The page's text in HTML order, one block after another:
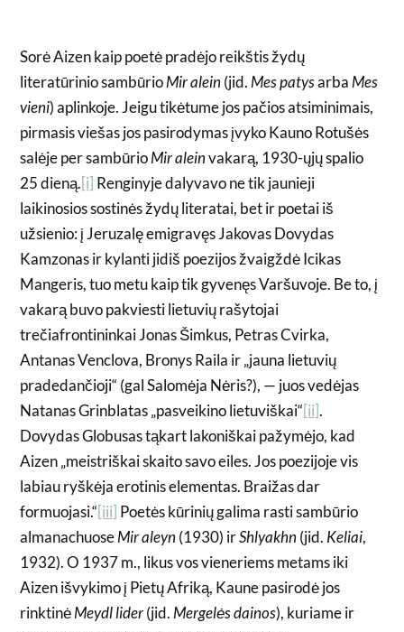
Sorė Aizen kaip poetė pradėjo reikštis žydų
literatūrinio sambūrioMir alein(jid. Mes patysarba Mes
vieni) aplinkoje. Jeigu tikėtume jos pačios atsiminimais,
pirmasis viešas jos pasirodymas įvyko Kauno Rotušės
salėje per sambūrioMir aleinvakarą, 1930-ųjų spalio
25 dieną.[i] Renginyje dalyvavo ne tik jaunieji
laikinosios sostinės žydų literatai, bet ir poetai iš
užsienio: į Jeruzalę emigravęs Jakovas Dovydas
Kamzonas ir kylanti jidiš poezijos žvaigždė Icikas
Mangeris, tuo metu kaip tik gyvenęs Varšuvoje. Be to, į
vakarą buvo pakviesti lietuvių rašytojai
trečiafrontininkai Jonas Šimkus, Petras Cvirka,
Antanas Venclova, Bronys Raila ir „jauna lietuvių
pradedančioji“ (gal Salomėja Nėris?), — juos vedėjas
Natanas Grinblatas „pasveikino lietuviškai“[ii].
Dovydas Globusas tąkart lakoniškai pažymėjo, kad
Aizen „meistriškai skaito savo eiles. Jos poezijoje vis
labiau ryškėja erotinis elementas. Braižas dar
formuojasi.“[iii] Poetės kūrinių galima rasti sambūrio
almanachuoseMir aleyn(1930) irShlyakhn(jid. Keliai,
1932). O 1937 m., likus vos vieneriems metams iki
Aizen išvykimo į Pietų Afriką, Kaune pasirodė jos
rinktinėMeydl lider(jid. Mergelės dainos), kuriame ir